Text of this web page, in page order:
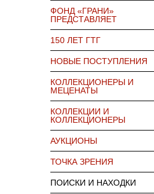
ФОНД «ГРАНИ»
ПРЕДСТАВЛЯЕТ
150 ЛЕТ ГТГ
НОВЫЕ ПОСТУПЛЕНИЯ
КОЛЛЕКЦИОНЕРЫ И
МЕЦЕНАТЫ
КОЛЛЕКЦИИ И
КОЛЛЕКЦИОНЕРЫ
АУКЦИОНЫ
ТОЧКА ЗРЕНИЯ
ПОИСКИ И НАХОДКИ